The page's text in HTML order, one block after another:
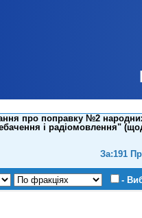
про поправку №2
і радіомовлення"
За:191
-